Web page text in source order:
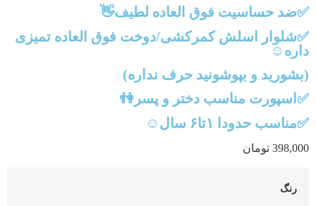
✅ضد حساسیت فوق العاده لطیف👋
✅شلوار اسلش کمرکشی/دوخت فوق العاده تمیزی
داره☺️
(بشورید و بپوشونید حرف نداره)
✅اسپورت مناسب دختر و پسر👫
✅مناسب حدودا ۱تا۶ سال☺️
398,000 تومان
رنگ